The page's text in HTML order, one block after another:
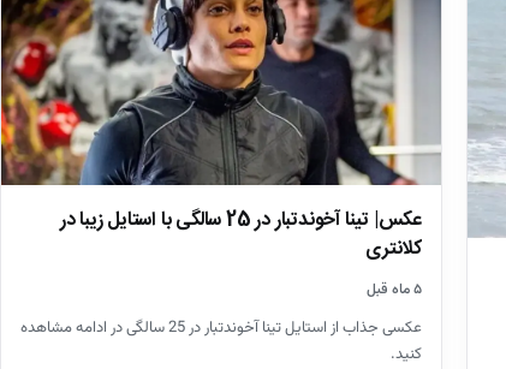
عکس| تینا آخوندتبار در 25 سالگی با استایل زیبا در
کلانتری
۵ ماه قبل
عکسی جذاب از استایل تینا آخوندتبار در 25 سالگی در ادامه مشاهده
کنید.